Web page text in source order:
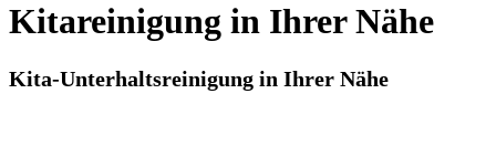
Kitareinigung in Ihrer Nähe
Kita-Unterhaltsreinigung in Ihrer Nähe